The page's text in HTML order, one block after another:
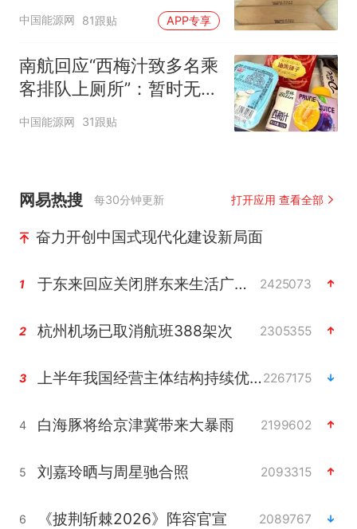
中国能源网 81跟贴 APP专享
南航回应“西梅汁致多名乘
客排队上厕所”：暂时无法
核查是否发放西梅汁
中国能源网 31跟贴
网易热搜 每30分钟更新 打开应用 查看全部
奋力开创中国式现代化建设新局面
1 于东来回应关闭胖东来生活广场店 2425073
2 杭州机场已取消航班388架次 2305355
3 上半年我国经营主体结构持续优化2267175
4 白海豚将给京津冀带来大暴雨 2199602
5 刘嘉玲晒与周星驰合照 2093315
6 《披荆斩棘2026》阵容官宣 2089767